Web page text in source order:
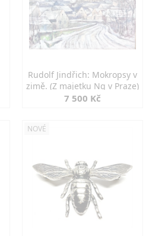
Rudolf Jindřich: Mokropsy v
zimě. (Z majetku Ng v Praze)
7 500 Kč
NOVÉ